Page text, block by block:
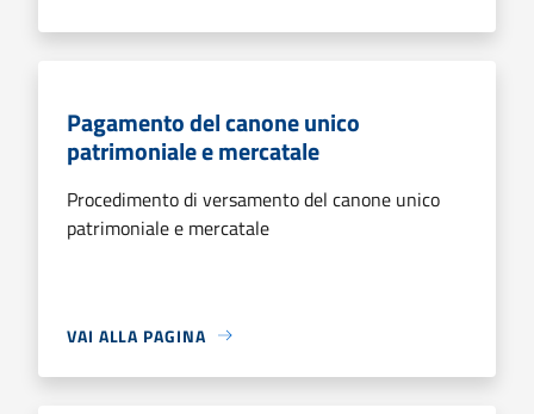
Pagamento del canone unico
patrimoniale e mercatale
Procedimento di versamento del canone unico
patrimoniale e mercatale
VAI ALLA PAGINA